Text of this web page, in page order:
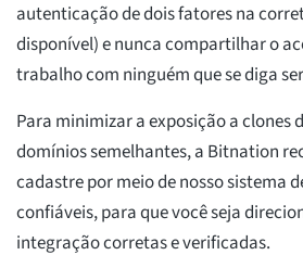
autenticação de dois fatores na
disponível) e nunca compartilhar o
trabalho com ninguém que se diga
Para minimizar a exposição a clones
domínios semelhantes, a Bitnation
cadastre por meio de nosso sistema
confiáveis, para que você seja
integração corretas e verificadas.